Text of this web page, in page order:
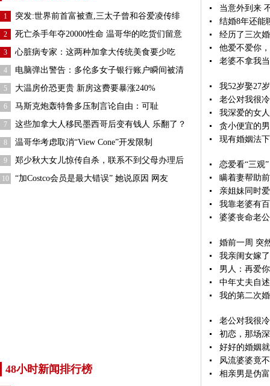
1 突发:世界前首富被查,三太子曾和谷爱凌传绯
2 死亡杀手年夺20000性命 温哥华的吃货们留意
3 心脏病专家：这两种加拿大传统美食要少吃
4 电脑弹出警告：多伦多女子银行账户瞬间被清
5 大温房价恐更贵 新房这费要暴涨240%
6 马斯克炮轰特鲁多压制言论自由：可耻
7 这些加拿大人移民墨西哥后变有钱人 乐翻了？
8 温哥华考虑取消“View Cone”开发限制
9 郑少秋大女儿惊传自杀，联系不到父母办理后
10 “加Costco会员是最大错误” 她说原因 网友
48小时新闻排行榜
当意外到来
结婚8年还能
经历了三次
他爱不爱你
老婆不拿我
我52岁娶27
老公对我很
我深爱的女
贪小便宜的
现有婚姻法
恋爱看“三观
瞒着妻帮助
亲姐妹同时
我靠老婆有
婆婆丧命老
婚前一周 突
我亲闺女嫁
男人：再爱
中年丈夫自
我的第二次
老公对我很
初恋，那场
好好的婚姻
风流婆婆竟
相亲男是伪